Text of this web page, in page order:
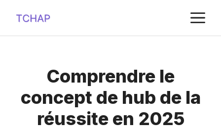
contenu
Comprendre le
concept de hub de la
réussite en 2025